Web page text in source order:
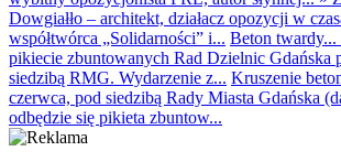
Dowgiałło – architekt, działacz opozycji w
współtwórca „Solidarności” i... Beton twardy...
pikiecie zbuntowanych Rad Dzielnic Gdańska
siedzibą RMG. Wydarzenie z... Kruszenie
czerwca, pod siedzibą Rady Miasta Gdańska
odbędzie się pikieta zbuntow...